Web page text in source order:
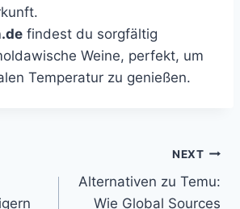
findest du sorgfältig
Weine, perfekt, um
Temperatur zu genießen.
NEXT
Alternativen zu Temu:
Wie Global Sources